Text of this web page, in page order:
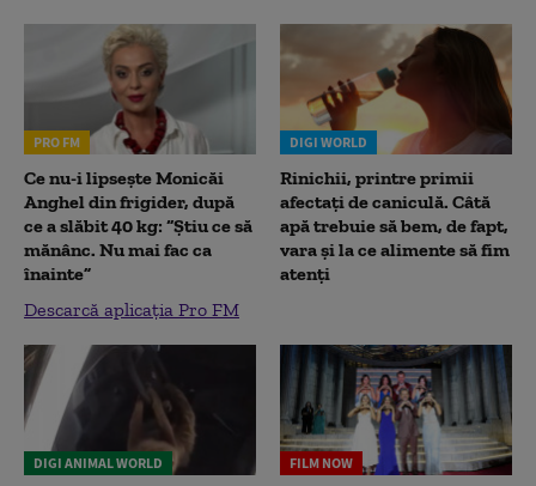
PRO FM
Ce nu-i lipsește Monicăi
Anghel din frigider, după
ce a slăbit 40 kg: “Știu ce să
mănânc. Nu mai fac ca
înainte”
Descarcă aplicația Pro FM
DIGI WORLD
Rinichii, printre primii
afectați de caniculă. Câtă
apă trebuie să bem, de fapt,
vara și la ce alimente să fim
atenți
DIGI ANIMAL WORLD FILM NOW